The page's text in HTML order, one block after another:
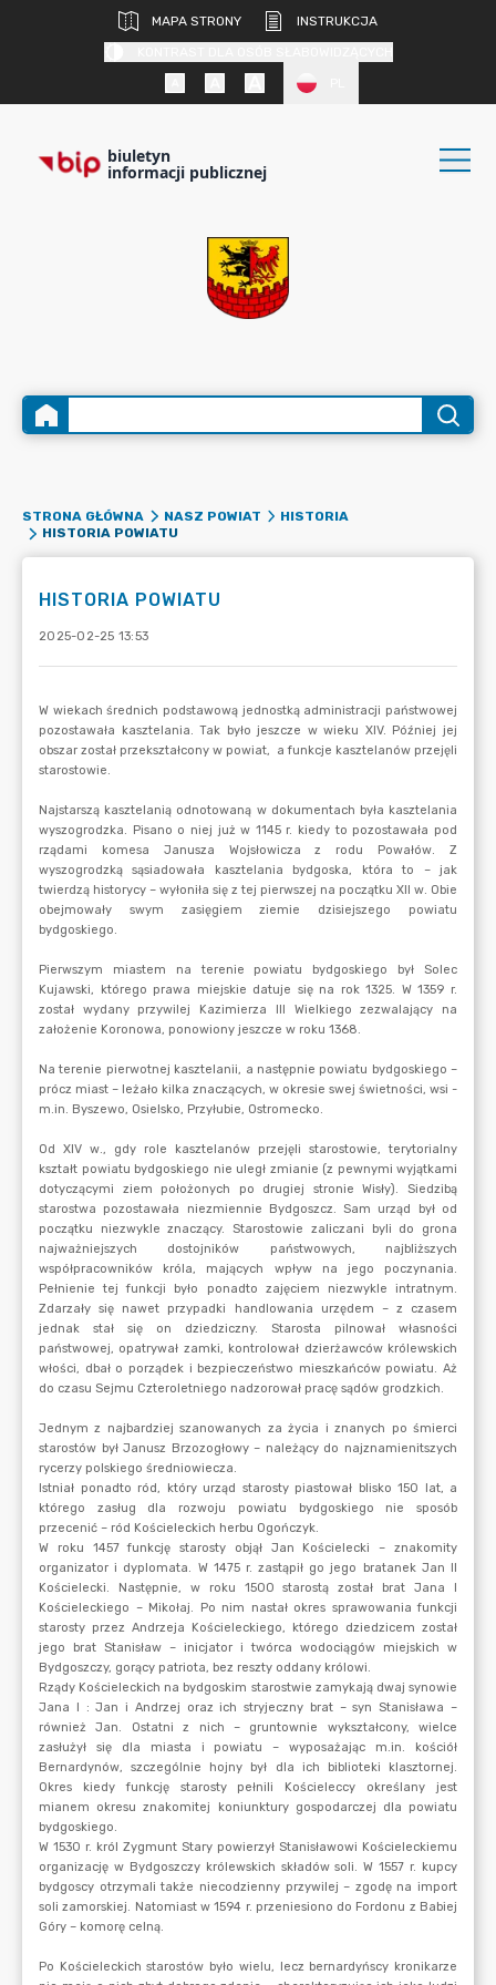
MAPA STRONY
INSTRUKCJA
biuletyn
informacji publicznej
STRONA GŁÓWNA NASZ POWIAT
HISTORIA
HISTORIA POWIATU
HISTORIA POWIATU
2025-02-25 13:53